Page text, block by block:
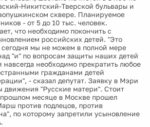
Никитский-Тверской бульвары и
сквере. Планируемое
- от 5 до 10 тыс. человек.
что необходимо покончить с
российских детей. "Это
сегодня мы не можем в полной мере
"и" по вопросам защиты наших детей
необходимо прекратить любое
гражданами детей
- сказал депутат. Заявку в Мэри
движения "Русские матери". Стоит
месяце в Москве прошел
против подлецов, против
по которому запретили усыновление